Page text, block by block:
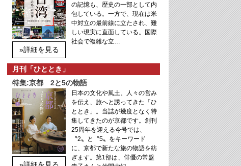
»詳細を見る
の記憶も、歴史の一部として内
包している。一方で、現在は米
中対立の最前線に立たされ、難
しい現実に直面している。国際
社会で複雑な立…
月刊「ひととき」
特集:京都 2と5の物語
日本の文化や風土、人々の営み
を伝え、旅へと誘ってきた「ひ
ととき」。当誌が幾度となく特
集してきたのが京都です。創刊
25周年を迎える今号では、
〝2〟と〝5〟をキーワード
に、京都で新たな旅の物語を紡
ぎます。第1部は、俳優の常盤